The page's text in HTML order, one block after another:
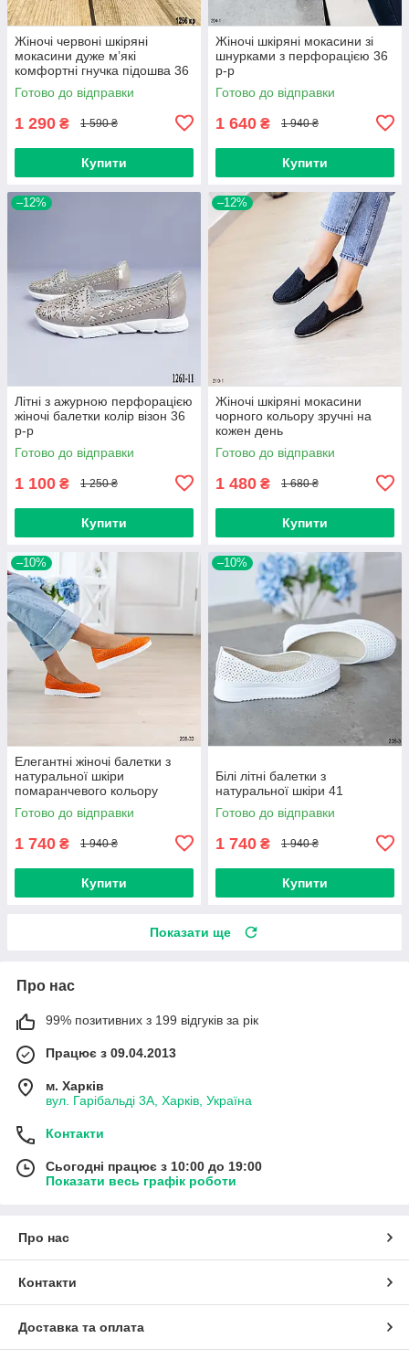
Жіночі червоні шкіряні
мокасини дуже м’які
комфортні гнучка підошва 36
р-р
Готово до відправки
1 290 ₴ 1 590 ₴
Купити
Жіночі шкіряні мокасини зі
шнурками з перфорацією 36
р-р
Готово до відправки
1 640 ₴ 1 940 ₴
Купити
–12%
Літні з ажурною перфорацією
жіночі балетки колір візон 36
р-р
Готово до відправки
1 100 ₴ 1 250 ₴
Купити
–12%
Жіночі шкіряні мокасини
чорного кольору зручні на
кожен день
Готово до відправки
1 480 ₴ 1 680 ₴
Купити
–10%
Елегантні жіночі балетки з
натуральної шкіри
помаранчевого кольору
Готово до відправки
1 740 ₴ 1 940 ₴
Купити
–10%
Білі літні балетки з
натуральної шкіри 41
Готово до відправки
1 740 ₴ 1 940 ₴
Купити
Показати ще
Про нас
99% позитивних з 199 відгуків за рік
Працює з 09.04.2013
м. Харків
вул. Гарібальді 3А, Харків, Україна
Контакти
Сьогодні працює з 10:00 до 19:00
Показати весь графік роботи
Про нас
Контакти
Доставка та оплата